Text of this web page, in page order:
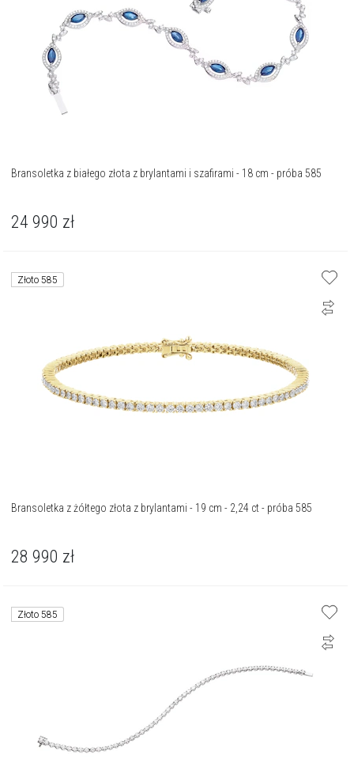
Bransoletka z białego złota z brylantami i szafirami - 18 cm - próba 585
24 990 zł
Złoto 585
Bransoletka z żółtego złota z brylantami - 19 cm - 2,24 ct - próba 585
28 990 zł
Złoto 585